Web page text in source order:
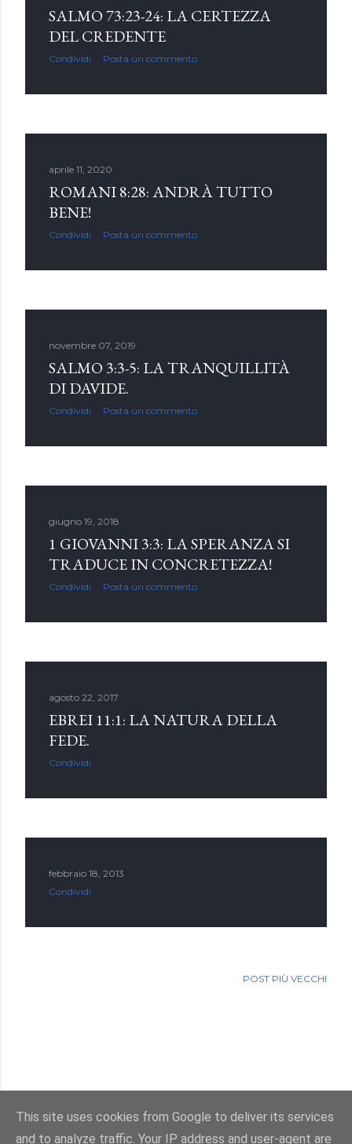
SALMO 73:23-24: LA CERTEZZA
DEL CREDENTE
Condividi Posta un commento
aprile 11, 2020
ROMANI 8:28: ANDRÀ TUTTO
BENE!
Condividi Posta un commento
novembre 07, 2019
SALMO 3:3-5: LA TRANQUILLITÀ
DI DAVIDE.
Condividi Posta un commento
giugno 19, 2018
1 GIOVANNI 3:3: LA SPERANZA SI
TRADUCE IN CONCRETEZZA!
Condividi Posta un commento
agosto 22, 2017
EBREI 11:1: LA NATURA DELLA
FEDE.
Condividi
febbraio 18, 2013
Condividi
POST PIÙ VECCHI
This site uses cookies from Google to deliver its services
and to analyze traffic. Your IP address and user-agent are